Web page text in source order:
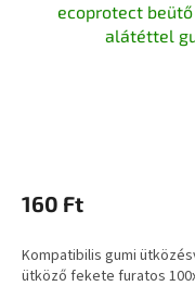
ecoprotect
alátéttel
160 Ft
Kompatibilis gumi
ütköző fekete furatos